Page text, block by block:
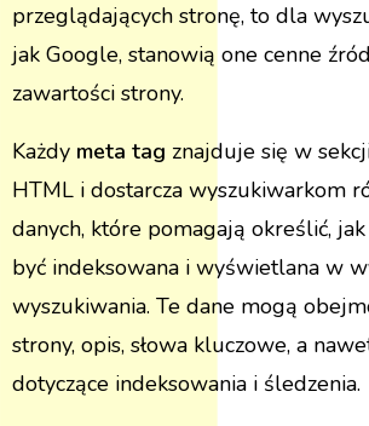
przeglądających stronę, to dla
jak Google, stanowią one cenne
zawartości strony.
Każdy meta tag znajduje się w
HTML i dostarcza wyszukiwarkom
danych, które pomagają określić,
być indeksowana i wyświetlana w
wyszukiwania. Te dane mogą
strony, opis, słowa kluczowe, a
dotyczące indeksowania i śledzenia.